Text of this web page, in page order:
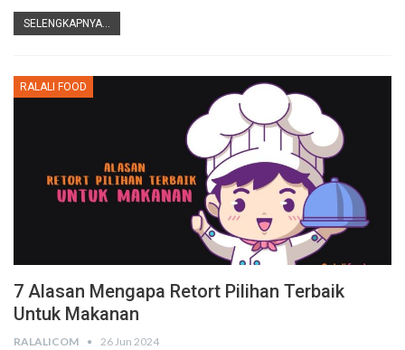
SELENGKAPNYA...
RALALI FOOD
7 Alasan Mengapa Retort Pilihan Terbaik
Untuk Makanan
RALALICOM 26 Jun 2024